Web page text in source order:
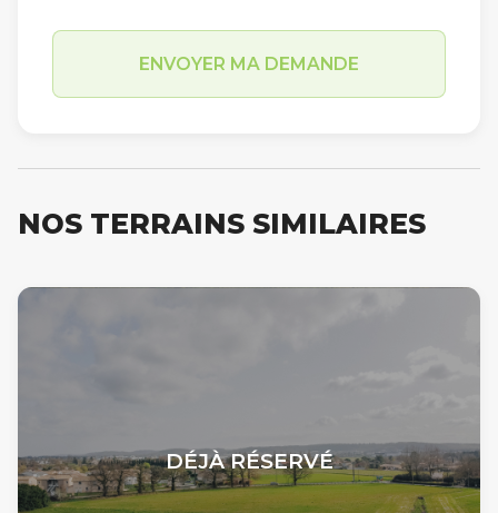
NOS TERRAINS SIMILAIRES
DÉJÀ RÉSERVÉ